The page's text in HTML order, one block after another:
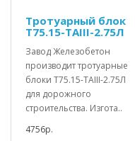
Тротуарный блок
Т75.15-TAIII-2.75Л
Завод Железобетон
производит тротуарные
блоки Т75.15-TAIII-2.75Л
для дорожного
строительства. Изгота..
4756р.